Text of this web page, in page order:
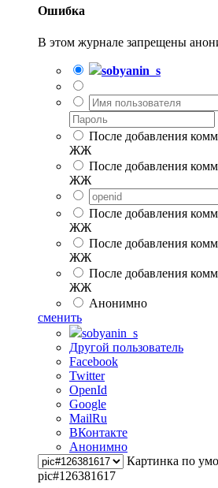
Ошибка
В этом журнале запрещены
sobyanin_s
После добавления
ЖЖ
После добавления
ЖЖ
После добавления
ЖЖ
После добавления
ЖЖ
После добавления
ЖЖ
Анонимно
сменить
sobyanin_s
Другой пользователь
Facebook
Twitter
OpenId
Google
MailRu
ВКонтакте
Анонимно
Картинка по
pic#126381617